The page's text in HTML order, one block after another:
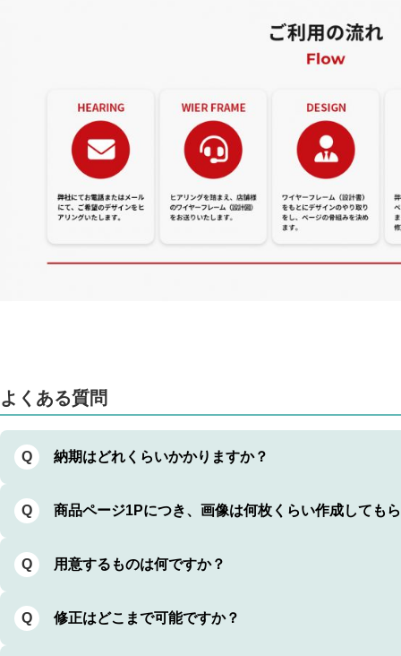
よくある質問
Q 納期はどれくらいかかりますか？
Q 商品ページ1Pにつき、画像は何枚くらい作成しても
Q 用意するものは何ですか？
Q 修正はどこまで可能ですか？